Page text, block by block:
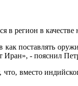
в регион в
как поставлять
- пояснил
что, вместо